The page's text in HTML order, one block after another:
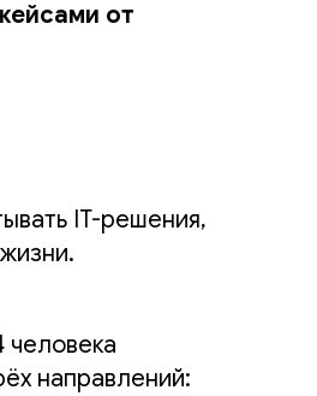
от
IT-решения,
человека
направлений: